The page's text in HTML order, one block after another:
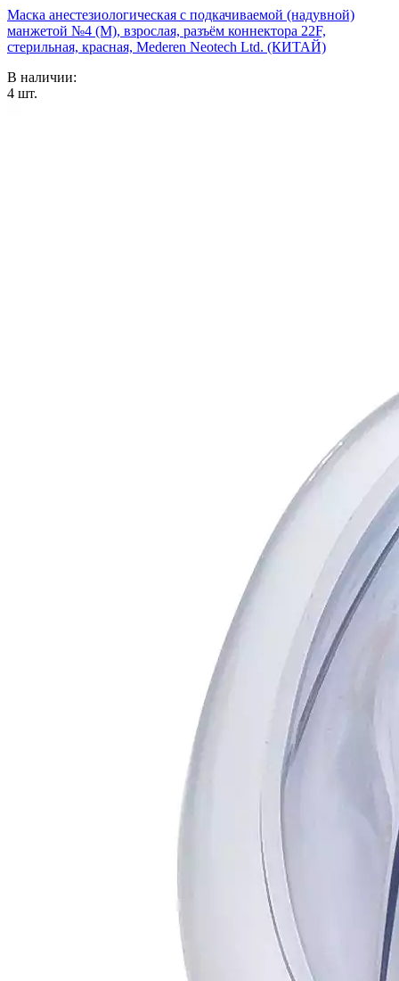
Маска анестезиологическая с подкачиваемой (надувной)
манжетой №4 (M), взрослая, разъём коннектора 22F,
стерильная, красная, Mederen Neotech Ltd. (КИТАЙ)
В наличии:
4 шт.